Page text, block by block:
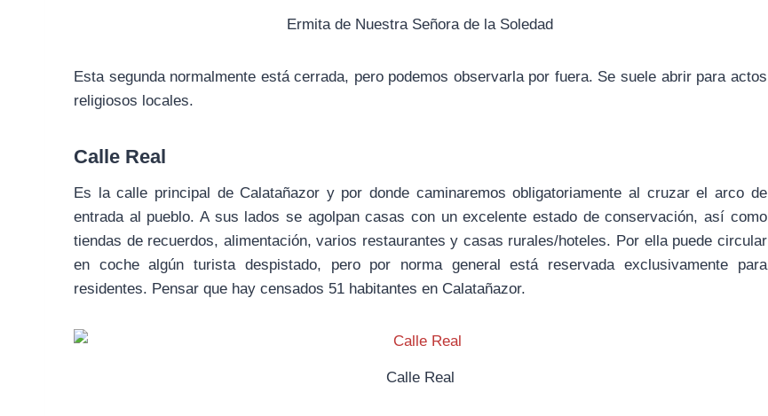
Ermita de Nuestra Señora de la Soledad
Esta segunda normalmente está cerrada, pero podemos observarla por fuera. Se suele abrir para actos
religiosos locales.
Calle Real
Es la calle principal de Calatañazor y por donde caminaremos obligatoriamente al cruzar el arco de
entrada al pueblo. A sus lados se agolpan casas con un excelente estado de conservación, así como
tiendas de recuerdos, alimentación, varios restaurantes y casas rurales/hoteles. Por ella puede circular
en coche algún turista despistado, pero por norma general está reservada exclusivamente para
residentes. Pensar que hay censados 51 habitantes en Calatañazor.
Calle Real